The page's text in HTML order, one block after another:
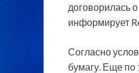
договорилась
информирует
Согласно
бумагу. Еще по